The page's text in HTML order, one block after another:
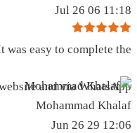
11:18 06 Jul 26
was easy to complete the
and via WhatsApp
Mohammad Khalaf
12:06 29 Jun 26